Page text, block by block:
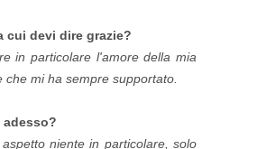
cui devi dire grazie?
in particolare l'amore della mia
che mi ha sempre supportato.
niente in particolare, solo